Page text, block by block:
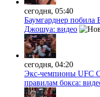
сегодня, 05:40
Баумгарднер побила
Джошуа: видео
сегодня, 04:20
Экс-чемпионы UFC
правилам бокса: